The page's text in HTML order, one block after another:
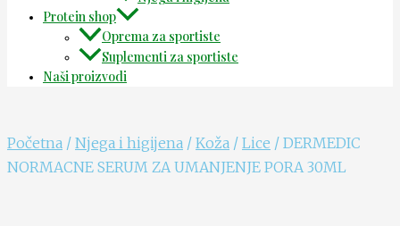
Protein shop
Oprema za sportiste
Suplementi za sportiste
Naši proizvodi
Početna / Njega i higijena / Koža / Lice / DERMEDIC
NORMACNE SERUM ZA UMANJENJE PORA 30ML